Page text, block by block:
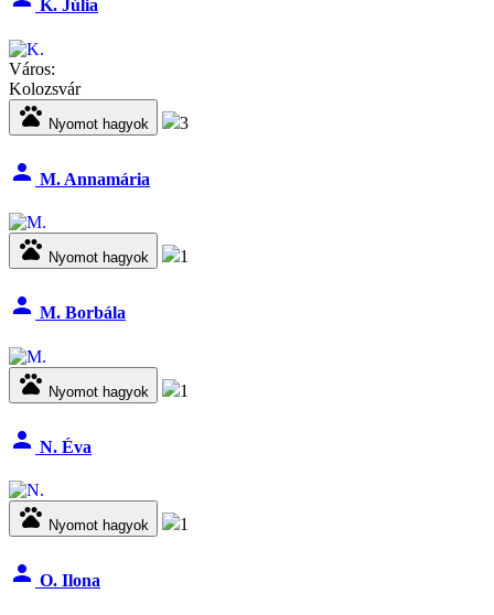
K. Júlia
Város:
Kolozsvár
pets Nyomot hagyok 3
person M. Annamária
pets Nyomot hagyok 1
person M. Borbála
pets Nyomot hagyok 1
person N. Éva
pets Nyomot hagyok 1
person O. Ilona